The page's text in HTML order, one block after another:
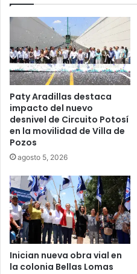
Paty Aradillas destaca
impacto del nuevo
desnivel de Circuito Potosí
en la movilidad de Villa de
Pozos
agosto 5, 2026
Inician nueva obra vial en
la colonia Bellas Lomas